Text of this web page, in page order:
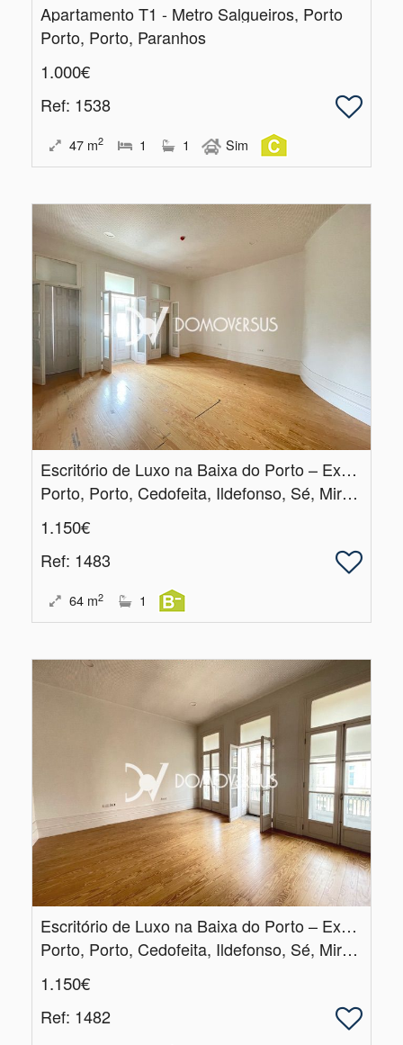
Apartamento T1 - Metro Salgueiros, Porto
Porto, Porto, Paranhos
1.000€
Ref: 1538
47 m2 1 1 Sim
Escritório de Luxo na Baixa do Porto – Exclusividade e Prestígio
Porto, Porto, Cedofeita, Ildefonso, Sé, Miragaia, Nicolau, Vitória
1.150€
Ref: 1483
64 m2 1
Escritório de Luxo na Baixa do Porto – Exclusividade e Prestígio
Porto, Porto, Cedofeita, Ildefonso, Sé, Miragaia, Nicolau, Vitória
1.150€
Ref: 1482